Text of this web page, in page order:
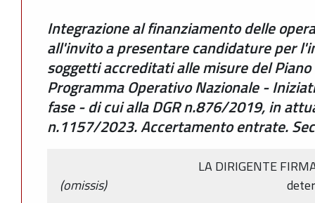
Integrazione al finanziamento delle
all'invito a presentare candidature per
soggetti accreditati alle misure del
Programma Operativo Nazionale -
fase - di cui alla DGR n.876/2019, in
n.1157/2023. Accertamento entrate.
LA DIRIGENTE
(omissis)